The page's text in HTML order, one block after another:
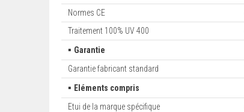
Normes CE
Traitement 100% UV 400
▪ Garantie
Garantie fabricant standard
▪ Eléments compris
Etui de la marque spécifique